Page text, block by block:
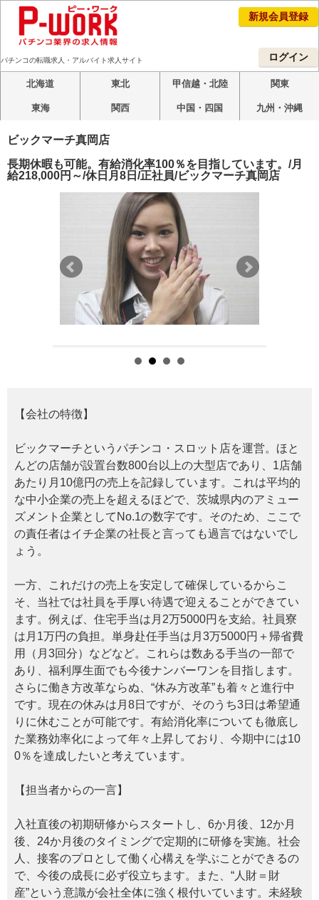
新規会員登録
ログイン
パチンコの転職求人・アルバイト求人サイト
北海道 東北 甲信越・北陸 関東
東海 関西 中国・四国 九州・沖縄
ビックマーチ真岡店
長期休暇も可能。有給消化率100％を目指しています。/月
給218,000円～/休日月8日/正社員/ビックマーチ真岡店
【会社の特徴】
ビックマーチというパチンコ・スロット店を運営。ほと
んどの店舗が設置台数800台以上の大型店であり、1店舗
あたり月10億円の売上を記録しています。これは平均的
な中小企業の売上を超えるほどで、茨城県内のアミュー
ズメント企業としてNo.1の数字です。そのため、ここで
の責任者はイチ企業の社長と言っても過言ではないでし
ょう。
一方、これだけの売上を安定して確保しているからこ
そ、当社では社員を手厚い待遇で迎えることができてい
ます。例えば、住宅手当は月2万5000円を支給。社員寮
は月1万円の負担。単身赴任手当は月3万5000円＋帰省費
用（月3回分）などなど。これらは数ある手当の一部で
あり、福利厚生面でも今後ナンバーワンを目指します。
さらに働き方改革ならぬ、“休み方改革”も着々と進行中
です。現在の休みは月8日ですが、そのうち3日は希望通
りに休むことが可能です。有給消化率についても徹底し
た業務効率化によって年々上昇しており、今期中には10
0％を達成したいと考えています。
【担当者からの一言】
入社直後の初期研修からスタートし、6か月後、12か月
後、24か月後のタイミングで定期的に研修を実施。社会
人、接客のプロとして働く心構えを学ぶことができるの
で、今後の成長に必ず役立ちます。また、“人財＝財
産”という意識が会社全体に強く根付いています。未経験